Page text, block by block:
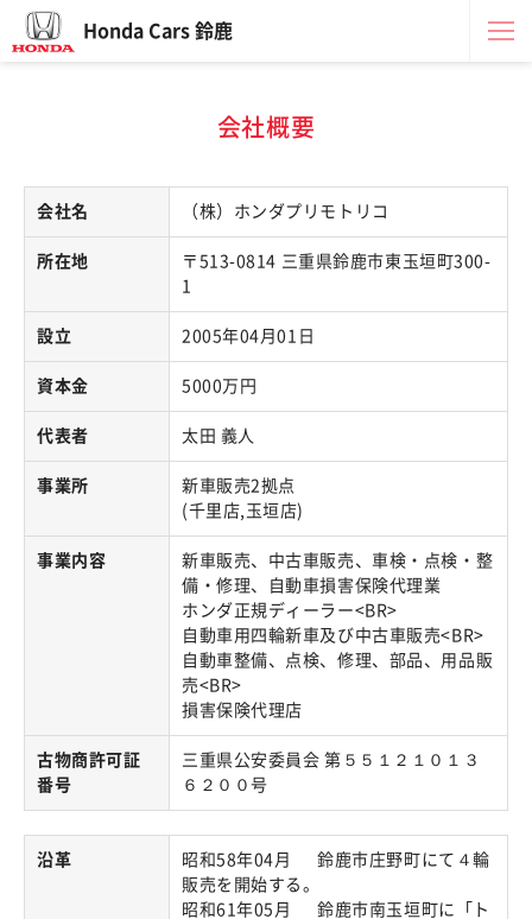
Honda Cars 鈴鹿
会社概要
会社名 （株）ホンダプリモトリコ
所在地
〒513-0814 三重県鈴鹿市東玉垣町300-
1
設立 2005年04月01日
資本金 5000万円
代表者 太田 義人
事業所
新車販売2拠点
(千里店,玉垣店)
事業内容
新車販売、中古車販売、車検・点検・整
備・修理、自動車損害保険代理業
ホンダ正規ディーラー<BR>
自動車用四輪新車及び中古車販売<BR>
自動車整備、点検、修理、部品、用品販
売<BR>
損害保険代理店
古物商許可証
番号
三重県公安委員会 第５５１２１０１３
６２００号
沿革
昭和58年04月 鈴鹿市庄野町にて４輪
販売を開始する。
昭和61年05月 鈴鹿市南玉垣町に「ト